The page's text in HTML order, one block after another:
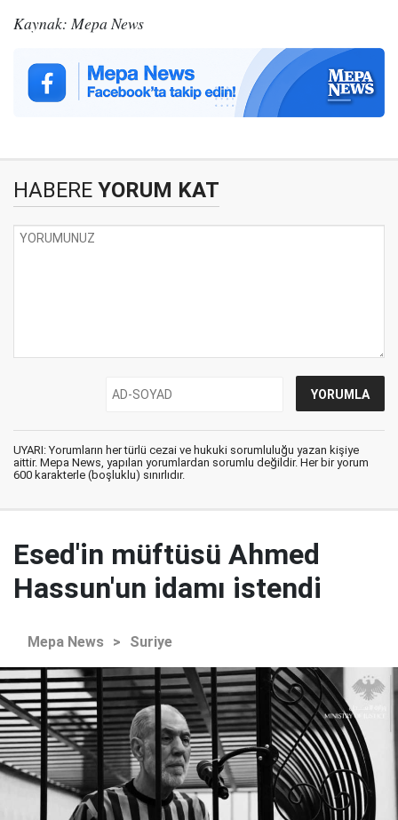
Kaynak: Mepa News
HABERE YORUM KAT
UYARI: Yorumların her türlü cezai ve hukuki sorumluluğu yazan kişiye
aittir. Mepa News, yapılan yorumlardan sorumlu değildir. Her bir yorum
600 karakterle (boşluklu) sınırlıdır.
Esed'in müftüsü Ahmed
Hassun'un idamı istendi
Mepa News > Suriye